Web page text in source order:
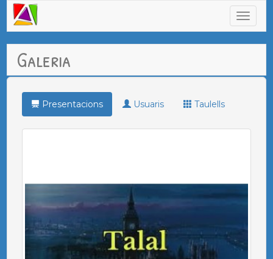
Galeria
Presentacions Usuaris Taulells